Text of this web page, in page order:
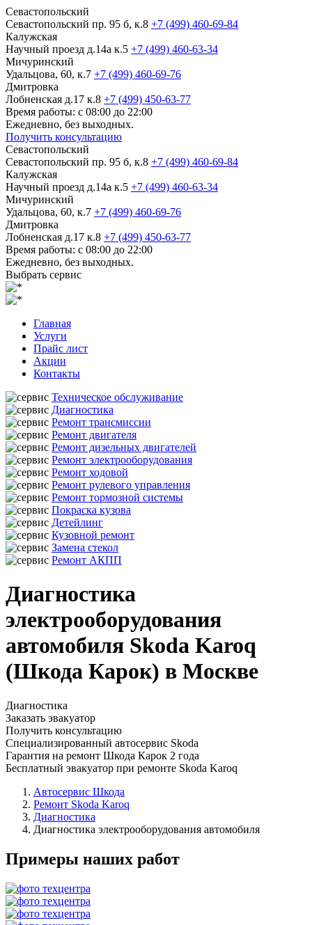
Севастопольский
Севастопольский пр. 95 б, к.8 +7 (499) 460-69-84
Калужская
Научный проезд д.14а к.5 +7 (499) 460-63-34
Мичуринский
Удальцова, 60, к.7 +7 (499) 460-69-76
Дмитровка
Лобненская д.17 к.8 +7 (499) 450-63-77
Время работы: с 08:00 до 22:00
Ежедневно, без выходных.
Получить консультацию
Севастопольский
Севастопольский пр. 95 б, к.8 +7 (499) 460-69-84
Калужская
Научный проезд д.14а к.5 +7 (499) 460-63-34
Мичуринский
Удальцова, 60, к.7 +7 (499) 460-69-76
Дмитровка
Лобненская д.17 к.8 +7 (499) 450-63-77
Время работы: с 08:00 до 22:00
Ежедневно, без выходных.
Выбрать сервис
Главная
Услуги
Прайс лист
Акции
Контакты
Техническое обслуживание
Диагностика
Ремонт трансмиссии
Ремонт двигателя
Ремонт дизельных двигателей
Ремонт электрооборудования
Ремонт ходовой
Ремонт рулевого управления
Ремонт тормозной системы
Покраска кузова
Детейлинг
Кузовной ремонт
Замена стекол
Ремонт АКПП
Диагностика
электрооборудования
автомобиля Skoda Karoq
(Шкода Карок) в Москве
Диагностика
Заказать эвакуатор
Получить консультацию
Специализированный автосервис Skoda
Гарантия на ремонт Шкода Карок 2 года
Бесплатный эвакуатор при ремонте Skoda Karoq
Автосервис Шкода
Ремонт Skoda Karoq
Диагностика
Диагностика электрооборудования автомобиля
Примеры наших работ